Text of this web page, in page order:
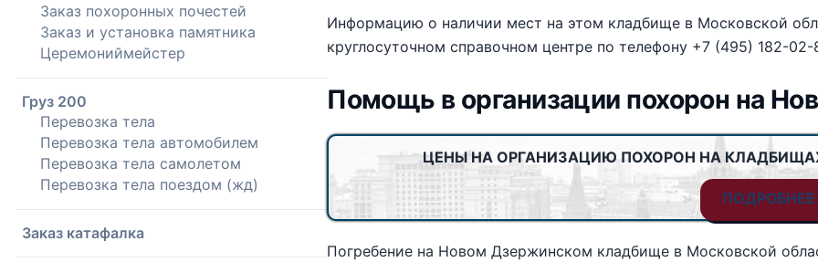
Заказ похоронных почестей
Заказ и установка памятника
Церемониймейстер
Груз 200
Перевозка тела
Перевозка тела автомобилем
Перевозка тела самолетом
Перевозка тела поездом (жд)
Заказ катафалка
Информацию о наличии мест на этом кладбище в Московской
круглосуточном справочном центре по телефону +7 (495) 182-02-
Помощь в организации похорон на
ЦЕНЫ НА ОРГАНИЗАЦИЮ ПОХОРОН НА
ПОДРОБНЕЕ
Погребение на Новом Дзержинском кладбище в Московской